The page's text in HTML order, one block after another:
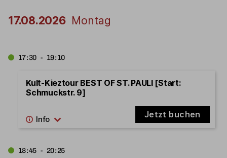
17.08.2026 Montag
17:30 - 19:10
Kult-Kieztour BEST OF ST. PAULI [Start:
Schmuckstr. 9]
Jetzt buchen
18:45 - 20:25